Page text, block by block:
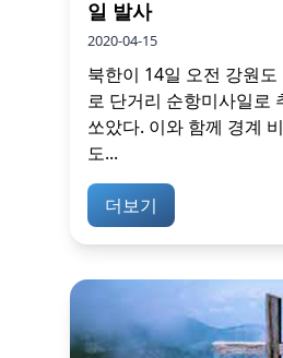
일 발사
2020-04-15
북한이 14일 오전 강원
로 단거리 순항미사일로
쏘았다. 이와 함께 경계
도...
더보기